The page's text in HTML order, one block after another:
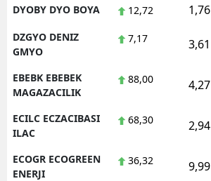
DYOBY DYO BOYA 12,72 1,76
DZGYO DENIZ
GMYO
7,17 3,61
EBEBK EBEBEK
MAGAZACILIK
88,00 4,27
ECILC ECZACIBASI
ILAC
68,30 2,94
ECOGR ECOGREEN
ENERJI
36,32 9,99